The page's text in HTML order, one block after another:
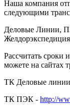
Наша компания
следующими
Деловые Линии,
Рассчитать сроки
можете на сайтах
ТК Деловые
ТК ПЭК - http://